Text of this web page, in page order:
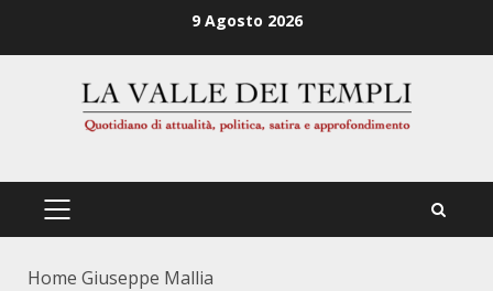
9 Agosto 2026
PRIMÄRES
Home Giuseppe Mallia